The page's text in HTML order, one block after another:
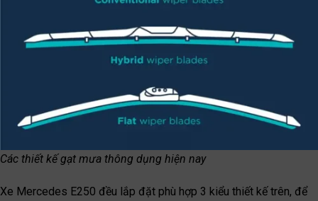
Các thiết kế gạt mưa thông dụng hiện nay
Xe Mercedes E250 đều lắp đặt phù hợp 3 kiểu thiết kế trên, để